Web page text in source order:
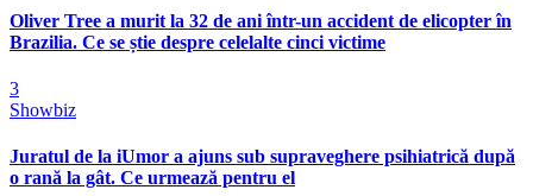
Oliver Tree a murit la 32 de ani într-un accident de elicopter în
Brazilia. Ce se știe despre celelalte cinci victime
3
Showbiz
Juratul de la iUmor a ajuns sub supraveghere psihiatrică după
o rană la gât. Ce urmează pentru el